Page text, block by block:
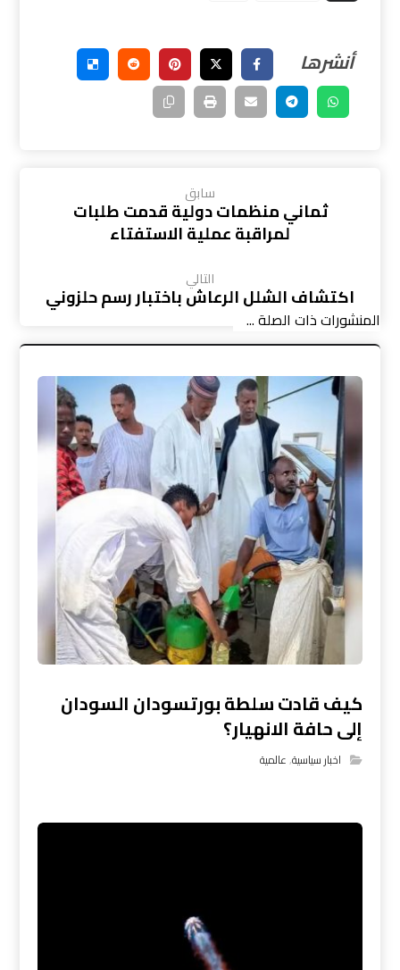
سابق
ثماني منظمات دولية قدمت طلبات
لمراقبة عملية الاستفتاء
التالي
اكتشاف الشلل الرعاش باختبار رسم حلزوني
المنشورات ذات الصلة ...
كيف قادت سلطة بورتسودان السودان
إلى حافة الانهيار؟
اخبار سياسية,عالمية